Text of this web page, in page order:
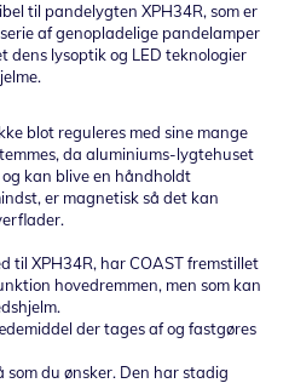
til pandelygten XPH34R, som er
af genopladelige pandelamper
dens lysoptik og LED teknologier
blot reguleres med sine mange
da aluminiums-lygtehuset
kan blive en håndholdt
er magnetisk så det kan
til XPH34R, har COAST fremstillet
hovedremmen, men som kan
der tages af og fastgøres
du ønsker. Den har stadig